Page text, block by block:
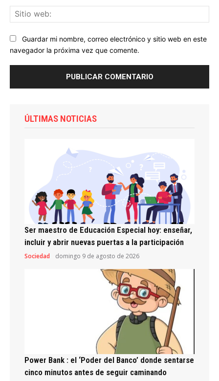
Guardar mi nombre, correo electrónico y sitio web en este
navegador la próxima vez que comente.
ÚLTIMAS NOTICIAS
Ser maestro de Educación Especial hoy: enseñar,
incluir y abrir nuevas puertas a la participación
Sociedad domingo 9 de agosto de 2026
Power Bank : el ‘Poder del Banco’ donde sentarse
cinco minutos antes de seguir caminando